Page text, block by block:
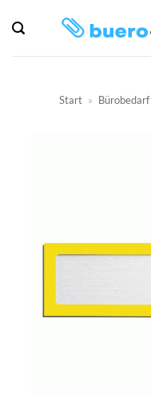
Inhalt
springen
Start » Bürobedarf